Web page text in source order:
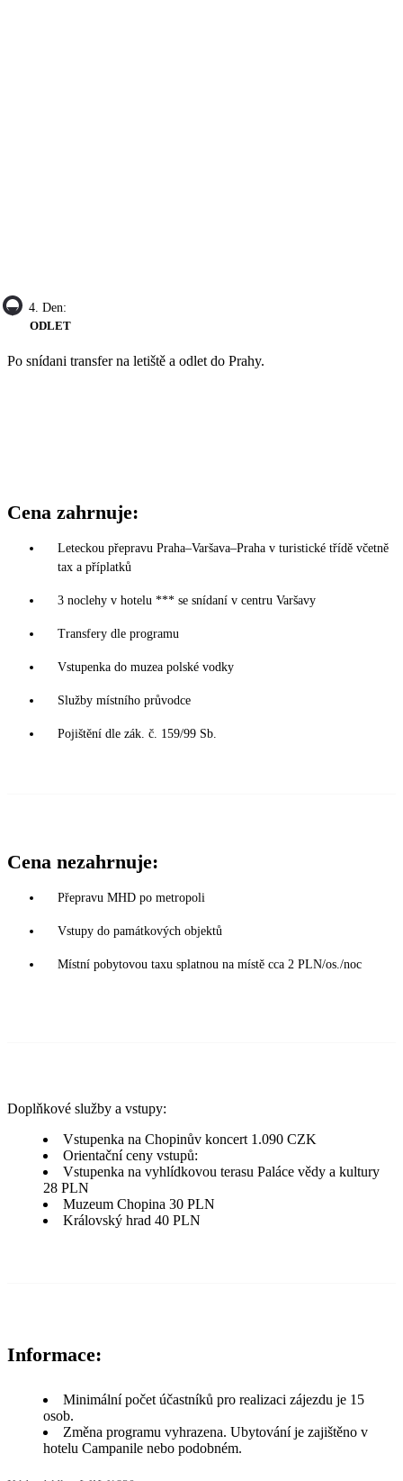
4. Den:
ODLET
Po snídani transfer na letiště a odlet do Prahy.
Cena zahrnuje:
Leteckou přepravu Praha–Varšava–Praha v turistické třídě včetně
tax a příplatků
3 noclehy v hotelu *** se snídaní v centru Varšavy
Transfery dle programu
Vstupenka do muzea polské vodky
Služby místního průvodce
Pojištění dle zák. č. 159/99 Sb.
Cena nezahrnuje:
Přepravu MHD po metropoli
Vstupy do památkových objektů
Místní pobytovou taxu splatnou na místě cca 2 PLN/os./noc
Doplňkové služby a vstupy:
Vstupenka na Chopinův koncert 1.090 CZK
Orientační ceny vstupů:
Vstupenka na vyhlídkovou terasu Paláce vědy a kultury
28 PLN
Muzeum Chopina 30 PLN
Královský hrad 40 PLN
Informace:
Minimální počet účastníků pro realizaci zájezdu je 15
osob.
Změna programu vyhrazena. Ubytování je zajištěno v
hotelu Campanile nebo podobném.